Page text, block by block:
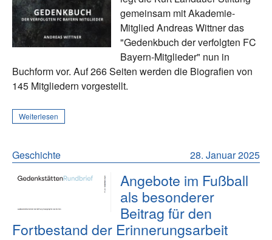
gemeinsam mit Akademie-
Mitglied Andreas Wittner das
"Gedenkbuch der verfolgten FC
Bayern-Mitglieder" nun in
Buchform vor. Auf 266 Seiten werden die Biografien von
145 Mitgliedern vorgestellt.
Weiterlesen
28. Januar 2025
Geschichte
Angebote im Fußball
als besonderer
Beitrag für den
Fortbestand der Erinnerungsarbeit